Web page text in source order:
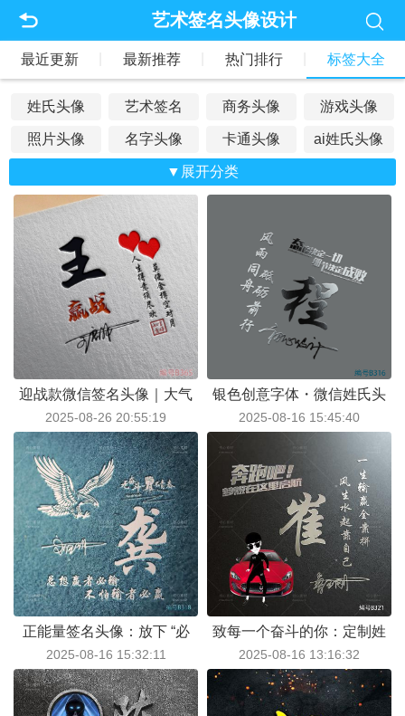
艺术签名头像设计
最近更新 最新推荐 热门排行 标签大全
姓氏头像 艺术签名 商务头像 游戏头像
照片头像 名字头像 卡通头像 ai姓氏头像
抖音头像 荷花头像
佛教头像
水墨头像 山水风景 车款头像
主播头像 麒麟头像 老鹰头像 凤凰头像
家族头像 立体头像 爱国头像 公司头像
生肖头像 老虎头像 老板头像 古风头像
好运头像 龙的头像 励志头像
招财头像
▼展开分类
迎战款微信签名头像｜大气
颜值 + 吸睛设计，真心强烈
推荐！
2025-08-26 20:55:19
银色创意字体・微信姓氏头
像：携姓氏同行，赴风雨同
舟砥砺路
2025-08-16 15:45:40
正能量签名头像：放下 “必
赢” 焦虑，不怕输者才是最
终赢家
2025-08-16 15:32:11
致每一个奋斗的你：定制姓
氏励志头像，藏着你的不服
输与向前闯
2025-08-16 13:16:32